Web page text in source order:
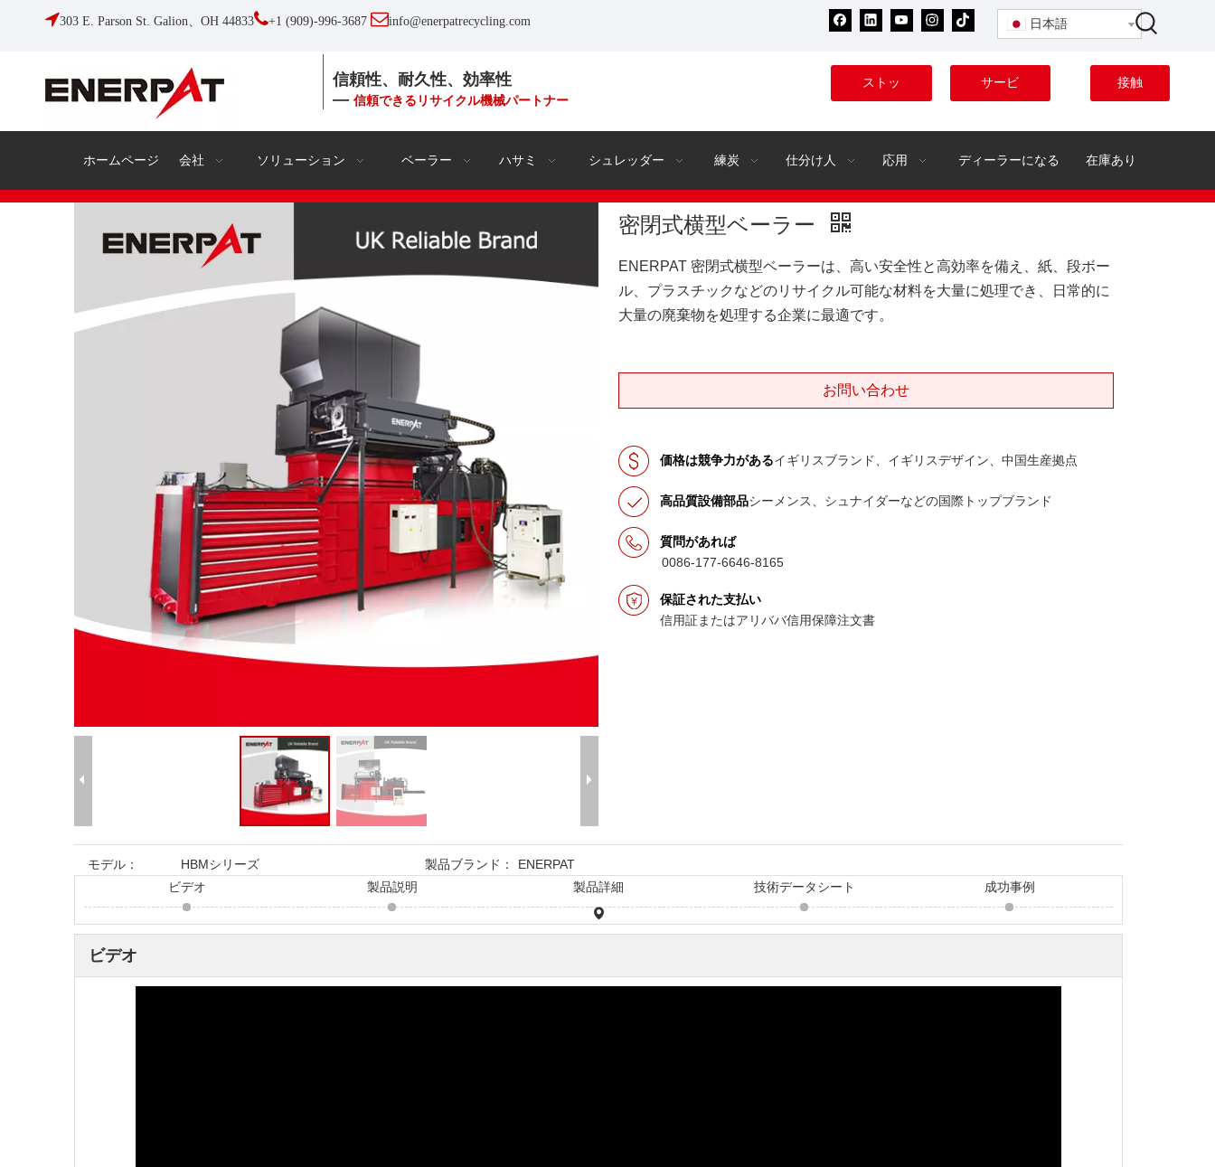
303 E. Parson St. Galion、OH 44833+1 (909)-996-3687 info@enerpatrecycling.com 日本語
信頼性、耐久性、効率性
—信頼できるリサイクル機械パートナー
ストッ サービ 接触
ホームページ 会社 ソリューション ベーラー ハサミ シュレッダー 練炭 仕分け人 応用 ディーラーになる 在庫あり
密閉式横型ベーラー
ENERPAT 密閉式横型ベーラーは、高い安全性と高効率を備え、紙、段ボー
ル、プラスチックなどのリサイクル可能な材料を大量に処理でき、日常的に
大量の廃棄物を処理する企業に最適です。
お問い合わせ
価格は競争力があるイギリスブランド、イギリスデザイン、中国生産拠点
高品質設備部品シーメンス、シュナイダーなどの国際トップブランド
質問があれば
0086-177-6646-8165
保証された支払い
信用証またはアリババ信用保障注文書
モデル： HBMシリーズ 製品ブランド： ENERPAT
ビデオ 製品説明 製品詳細 技術データシート 成功事例
ビデオ